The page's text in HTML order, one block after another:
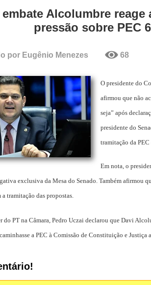
Alcolumbre reage
pressão sobre PEC
por Eugênio Menezes 68
O presidente do
afirmou que não
seja” após
presidente do
tramitação da PEC
Em nota, o
exclusiva da Mesa do Senado. Também afirmou
tramitação das propostas.
do PT na Câmara, Pedro Uczai declarou que Davi
a PEC à Comissão de Constituição e Justiça